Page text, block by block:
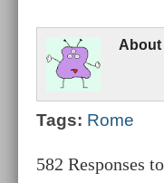
About
Tags: Rome
582 Responses to